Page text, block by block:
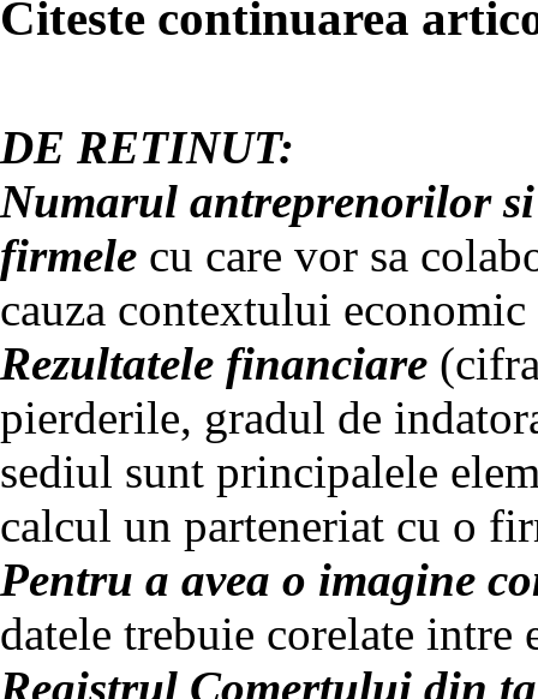
Citeste continuarea
DE RETINUT:
Numarul antreprenorilor
firmele cu care vor sa
cauza contextului
Rezultatele financiare
pierderile, gradul de
sediul sunt principalele
calcul un parteneriat cu o
Pentru a avea o imagine
datele trebuie corelate intre
Registrul Comertului din